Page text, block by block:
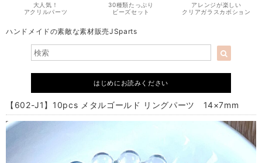
大人気！
アクリルパーツ
30種類たっぷり
ビーズセット
アレンジが楽しい
クリアガラスカボション
ハンドメイドの素敵な素材販売JSparts
はじめにお読みください
【602-J1】10pcs メタルゴールド リングパーツ 14×7mm